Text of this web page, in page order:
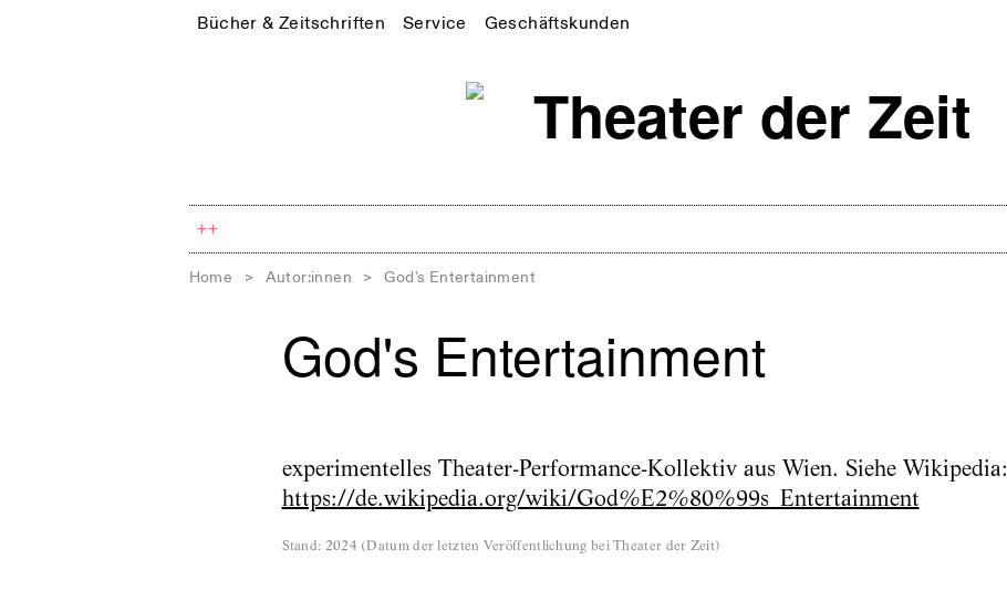
Bücher & Zeitschriften Service Geschäftskunden
++
Home > Autor:innen > God's Entertainment
God's Entertainment
experimentelles Theater-Performance-Kollektiv aus Wien. Siehe Wikipedia:
https://de.wikipedia.org/wiki/God%E2%80%99s_Entertainment
Stand: 2024 (Datum der letzten Veröffentlichung bei Theater der Zeit)